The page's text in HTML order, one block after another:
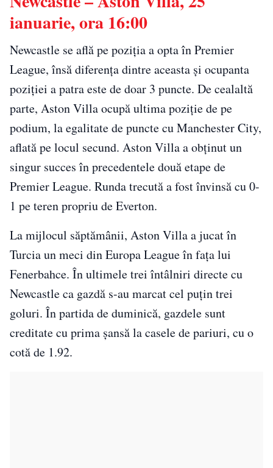
ianuarie, ora 16:00
Newcastle se află pe poziția a opta în Premier
League, însă diferența dintre aceasta și ocupanta
poziției a patra este de doar 3 puncte. De cealaltă
parte, Aston Villa ocupă ultima poziție de pe
podium, la egalitate de puncte cu Manchester City,
aflată pe locul secund. Aston Villa a obținut un
singur succes în precedentele două etape de
Premier League. Runda trecută a fost învinsă cu 0-
1 pe teren propriu de Everton.
La mijlocul săptămânii, Aston Villa a jucat în
Turcia un meci din Europa League în fața lui
Fenerbahce. În ultimele trei întâlniri directe cu
Newcastle ca gazdă s-au marcat cel puțin trei
goluri. În partida de duminică, gazdele sunt
creditate cu prima șansă la casele de pariuri, cu o
cotă de 1.92.